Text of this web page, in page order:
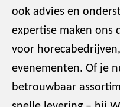
ook advies en
expertise maken ons
voor
evenementen. Of je
betrouwbaar